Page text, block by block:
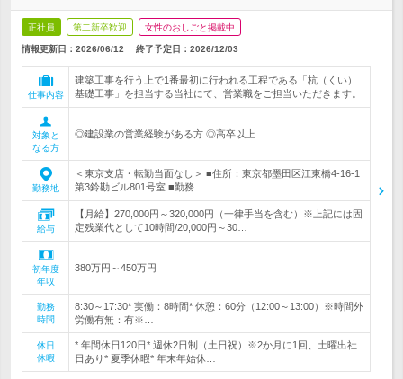
正社員 第二新卒歓迎 女性のおしごと掲載中
情報更新日：2026/06/12 終了予定日： 2026/12/03
仕事内容
建築工事を行う上で1番最初に行われる工程である「杭（くい）
基礎工事」を担当する当社にて、営業職をご担当いただきます。
対象と
なる方
◎建設業の営業経験がある方 ◎高卒以上
勤務地
＜東京支店・転勤当面なし＞ ■住所：東京都墨田区江東橋4-16-1
第3鈴勘ビル801号室 ■勤務…
給与
【月給】270,000円～320,000円（一律手当を含む）※上記には固
定残業代として10時間/20,000円～30…
初年度
年収
380万円～450万円
勤務
時間
8:30～17:30* 実働：8時間* 休憩：60分（12:00～13:00）※時間外
労働有無：有※…
休日
休暇
* 年間休日120日* 週休2日制（土日祝）※2か月に1回、土曜出社
日あり* 夏季休暇* 年末年始休…